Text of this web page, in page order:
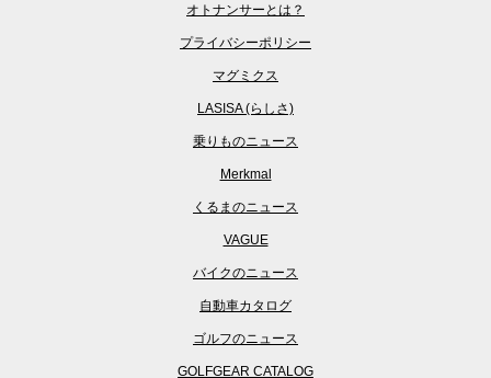
オトナンサーとは？
プライバシーポリシー
マグミクス
LASISA (らしさ)
乗りものニュース
Merkmal
くるまのニュース
VAGUE
バイクのニュース
自動車カタログ
ゴルフのニュース
GOLFGEAR CATALOG